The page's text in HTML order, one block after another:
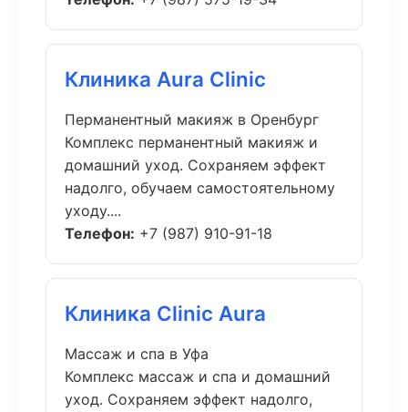
Клиника Aura Clinic
Перманентный макияж в Оренбург
Комплекс перманентный макияж и
домашний уход. Сохраняем эффект
надолго, обучаем самостоятельному
уходу....
Телефон: +7 (987) 910-91-18
Клиника Clinic Aura
Массаж и спа в Уфа
Комплекс массаж и спа и домашний
уход. Сохраняем эффект надолго,